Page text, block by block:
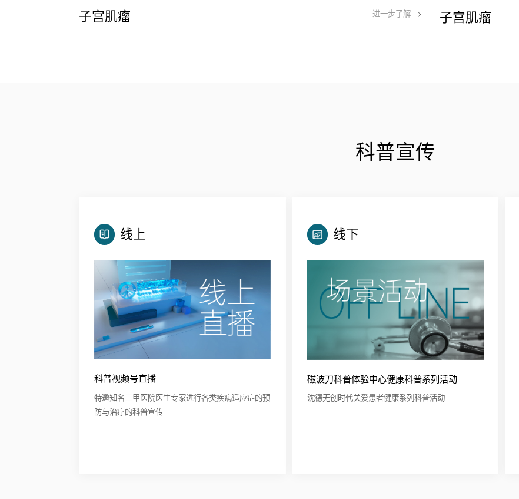
进一步了解
子宫肌瘤 子宫肌瘤
科普宣传
线上
科普视频号直播
特邀知名三甲医院医生专家进行各类疾病适应症的预
防与治疗的科普宣传
线下
磁波刀科普体验中心健康科普系列活动
沈德无创时代关爱患者健康系列科普活动